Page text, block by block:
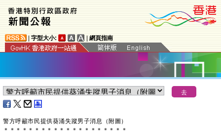
字型大小: 網頁指南
警方呼籲市民提供葵涌失蹤男子消息（附圖）
＊ ＊ ＊ ＊ ＊ ＊ ＊ ＊ ＊ ＊ ＊ ＊ ＊ ＊ ＊ ＊ ＊ ＊ ＊ ＊